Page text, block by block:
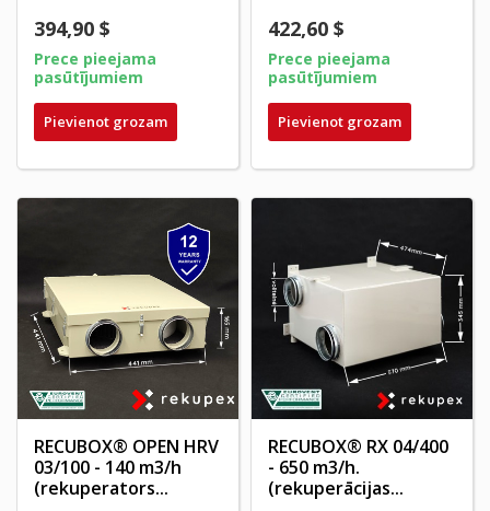
394,90 $
Prece pieejama
pasūtījumiem
Pievienot grozam
422,60 $
Prece pieejama
pasūtījumiem
Pievienot grozam
RECUBOX® OPEN HRV
03/100 - 140 m3/h
(rekuperators...
RECUBOX® RX 04/400
- 650 m3/h.
(rekuperācijas...